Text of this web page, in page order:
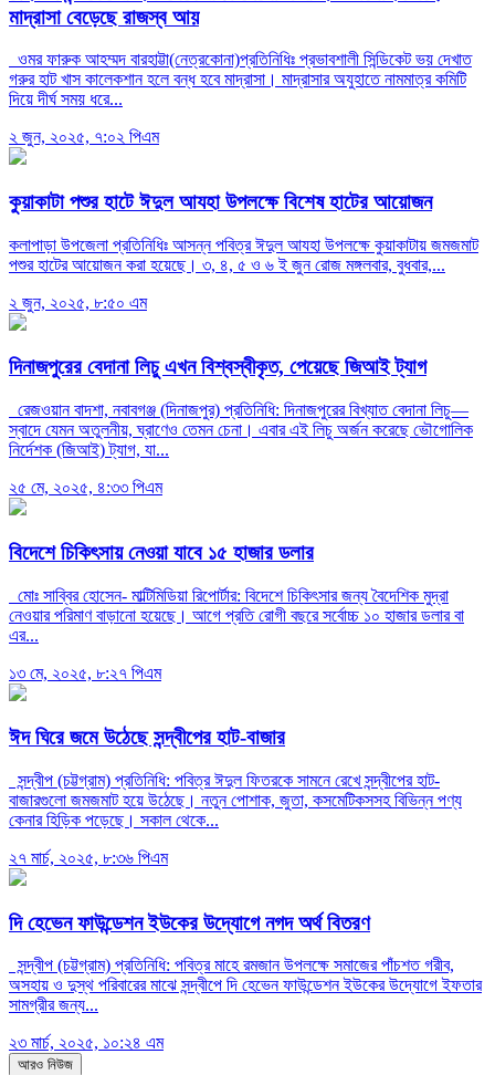
মাদ্রাসা বেড়েছে রাজস্ব আয়
ওমর ফারুক আহম্মদ বারহাট্টা(নেত্রকোনা)প্রতিনিধিঃ প্রভাবশালী সিন্ডিকেট ভয় দেখাত
গরুর হাট খাস কালেকশান হলে বন্ধ হবে মাদ্রাসা। মাদ্রাসার অযুহাতে নামমাত্র কমিটি
দিয়ে দীর্ঘ সময় ধরে...
২ জুন, ২০২৫, ৭:০২ পিএম
কুয়াকাটা পশুর হাটে ঈদুল আযহা উপলক্ষে বিশেষ হাটের আয়োজন
কলাপাড়া উপজেলা প্রতিনিধিঃ আসন্ন পবিত্র ঈদুল আযহা উপলক্ষে কুয়াকাটায় জমজমাট
পশুর হাটের আয়োজন করা হয়েছে। ৩, ৪, ৫ ও ৬ ই জুন রোজ মঙ্গলবার, বুধবার,...
২ জুন, ২০২৫, ৮:৫০ এম
দিনাজপুরের বেদানা লিচু এখন বিশ্বস্বীকৃত, পেয়েছে জিআই ট্যাগ
রেজওয়ান বাদশা, নবাবগঞ্জ (দিনাজপুর) প্রতিনিধি: দিনাজপুরের বিখ্যাত বেদানা লিচু—
স্বাদে যেমন অতুলনীয়, ঘ্রাণেও তেমন চেনা। এবার এই লিচু অর্জন করেছে ভৌগোলিক
নির্দেশক (জিআই) ট্যাগ, যা...
২৫ মে, ২০২৫, ৪:৩৩ পিএম
বিদেশে চিকিৎসায় নেওয়া যাবে ১৫ হাজার ডলার
মোঃ সাব্বির হোসেন- মাল্টিমিডিয়া রিপোর্টার: বিদেশে চিকিৎসার জন্য বৈদেশিক মুদ্রা
নেওয়ার পরিমাণ বাড়ানো হয়েছে। আগে প্রতি রোগী বছরে সর্বোচ্চ ১০ হাজার ডলার বা
এর...
১৩ মে, ২০২৫, ৮:২৭ পিএম
ঈদ ঘিরে জমে উঠেছে সন্দ্বীপের হাট-বাজার
সন্দ্বীপ (চট্টগ্রাম) প্রতিনিধি: পবিত্র ঈদুল ফিতরকে সামনে রেখে সন্দ্বীপের হাট-
বাজারগুলো জমজমাট হয়ে উঠেছে। নতুন পোশাক, জুতা, কসমেটিকসসহ বিভিন্ন পণ্য
কেনার হিড়িক পড়েছে। সকাল থেকে...
২৭ মার্চ, ২০২৫, ৮:৩৬ পিএম
দি হেভেন ফাউন্ডেশন ইউকের উদ্যোগে নগদ অর্থ বিতরণ
সন্দ্বীপ (চট্টগ্রাম) প্রতিনিধি: পবিত্র মাহে রমজান উপলক্ষে সমাজের পাঁচশত গরীব,
অসহায় ও দুস্থ পরিবারের মাঝে সন্দ্বীপে দি হেভেন ফাউন্ডেশন ইউকের উদ্যোগে ইফতার
সামগ্রীর জন্য...
২৩ মার্চ, ২০২৫, ১০:২৪ এম
আরও নিউজ